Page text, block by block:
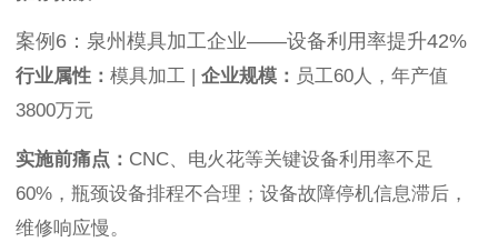
案例6：泉州模具加工企业——设备利用率提升42%
行业属性： 模具加工 | 企业规模： 员工60人，年产值
3800万元
实施前痛点： CNC、电火花等关键设备利用率不足
60%，瓶颈设备排程不合理；设备故障停机信息滞后，
维修响应慢。